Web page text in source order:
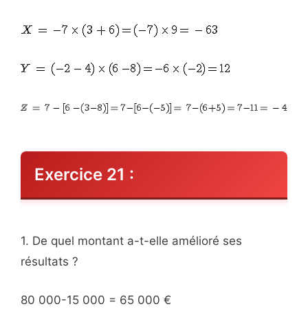
Exercice 21 :
1. De quel montant a-t-elle amélioré ses
résultats ?
80 000-15 000 = 65 000 €